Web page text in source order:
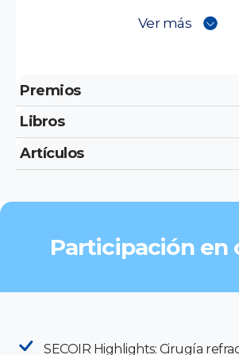
Ver más
Premios
Libros
Artículos
Participación en
SECOIR Highlights: Cirugía